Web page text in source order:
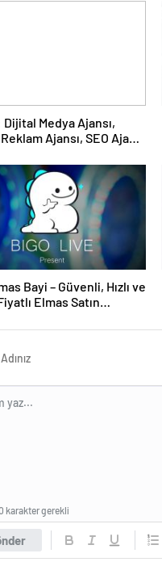
Ajansı, SEO Ajansı
Bayi – Güvenli, Hızlı ve
Elmas Satın
karakter gerekli